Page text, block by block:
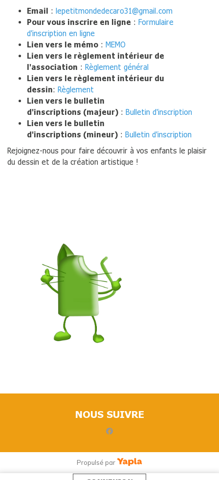
Email
: lepetitmondedecaro31@gmail.com
Pour vous inscrire en ligne : Formulaire
d'inscription en ligne
Lien vers le mémo : MEMO
Lien vers le règlement intérieur de
l'association : Règlement général
Lien vers le règlement intérieur du
dessin: Règlement
Lien vers le bulletin
d'inscriptions (majeur) : Bulletin d'inscription
Lien vers le bulletin
d'inscriptions (mineur) : Bulletin d'inscription
Rejoignez-nous pour faire découvrir à vos enfants le plaisir
du dessin et de la création artistique !
NOUS SUIVRE
facebook
Propulsé par